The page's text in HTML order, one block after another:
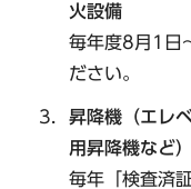
火設備
毎年度8月1日
ださい。
昇降機（エレ
用昇降機など）
毎年「検査済